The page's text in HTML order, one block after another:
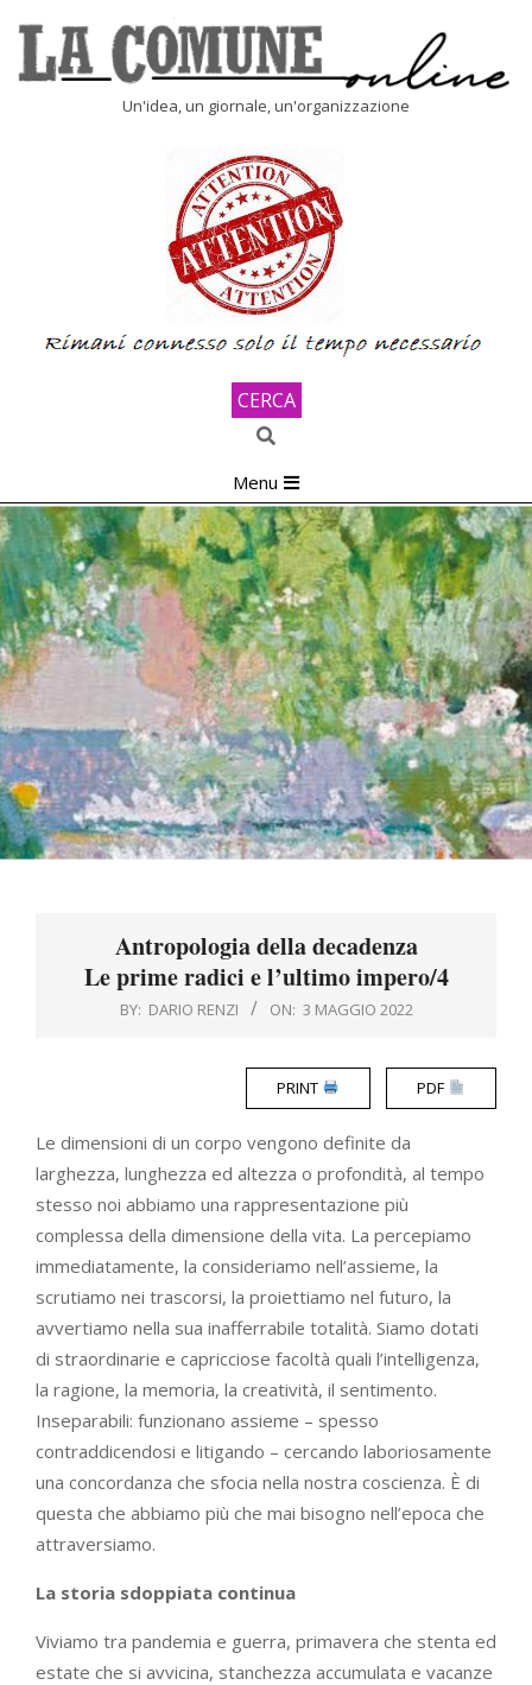
content
Un'idea, un giornale, un'organizzazione
CERCA
Search
Navigation
Menu
Menu
Antropologia della decadenza
Le prime radici e l’ultimo impero/4
BY: DARIO RENZI ON: 3 MAGGIO 2022
PRINT PDF
Le dimensioni di un corpo vengono definite da
larghezza, lunghezza ed altezza o profondità, al tempo
stesso noi abbiamo una rappresentazione più
complessa della dimensione della vita. La percepiamo
immediatamente, la consideriamo nell’assieme, la
scrutiamo nei trascorsi, la proiettiamo nel futuro, la
avvertiamo nella sua inafferrabile totalità. Siamo dotati
di straordinarie e capricciose facoltà quali l’intelligenza,
la ragione, la memoria, la creatività, il sentimento.
Inseparabili: funzionano assieme – spesso
contraddicendosi e litigando – cercando laboriosamente
una concordanza che sfocia nella nostra coscienza. È di
questa che abbiamo più che mai bisogno nell’epoca che
attraversiamo.
La storia sdoppiata continua
Viviamo tra pandemia e guerra, primavera che stenta ed
estate che si avvicina, stanchezza accumulata e vacanze